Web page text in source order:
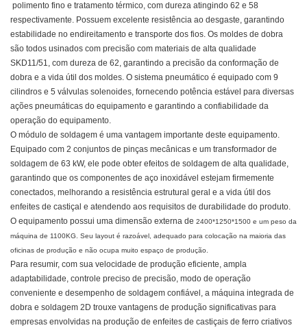
polimento fino e tratamento térmico, com dureza atingindo 62 e 58
respectivamente. Possuem excelente resistência ao desgaste, garantindo
estabilidade no endireitamento e transporte dos fios. Os moldes de dobra
são todos usinados com precisão com materiais de alta qualidade
SKD11/51, com dureza de 62, garantindo a precisão da conformação de
dobra e a vida útil dos moldes. O sistema pneumático é equipado com 9
cilindros e 5 válvulas solenoides, fornecendo potência estável para diversas
ações pneumáticas do equipamento e garantindo a confiabilidade da
operação do equipamento.
O módulo de soldagem é uma vantagem importante deste equipamento.
Equipado com 2 conjuntos de pinças mecânicas e um transformador de
soldagem de 63 kW, ele pode obter efeitos de soldagem de alta qualidade,
garantindo que os componentes de aço inoxidável estejam firmemente
conectados, melhorando a resistência estrutural geral e a vida útil dos
enfeites de castiçal e atendendo aos requisitos de durabilidade do produto.
O equipamento possui uma dimensão externa de 2400*1250*1500 e um peso da
máquina de 1100KG. Seu layout é razoável, adequado para colocação na maioria das
oficinas de produção e não ocupa muito espaço de produção.
Para resumir, com sua velocidade de produção eficiente, ampla
adaptabilidade, controle preciso de precisão, modo de operação
conveniente e desempenho de soldagem confiável, a máquina integrada de
dobra e soldagem 2D trouxe vantagens de produção significativas para
empresas envolvidas na produção de enfeites de castiçais de ferro criativos